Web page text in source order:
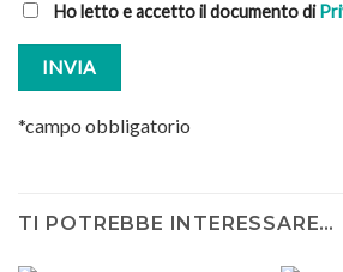
Ho letto e accetto il documento di
*campo obbligatorio
TI POTREBBE INTERESSARE…